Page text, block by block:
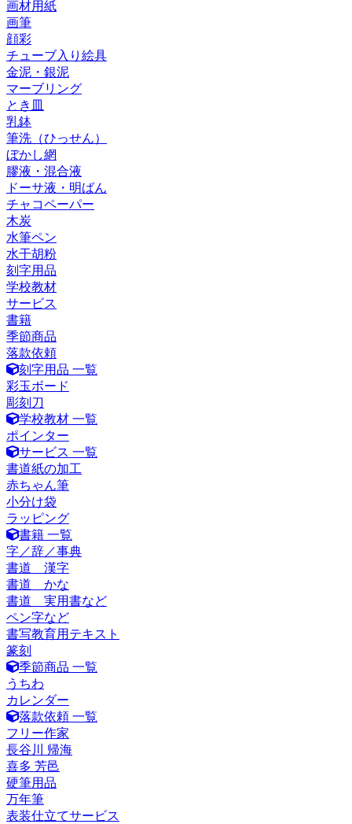
画材用紙
画筆
顔彩
チューブ入り絵具
金泥・銀泥
マーブリング
とき皿
乳鉢
筆洗（ひっせん）
ぼかし網
膠液・混合液
ドーサ液・明ばん
チャコペーパー
木炭
水筆ペン
水干胡粉
刻字用品
学校教材
サービス
書籍
季節商品
落款依頼
刻字用品 一覧
彩玉ボード
彫刻刀
学校教材 一覧
ポインター
サービス 一覧
書道紙の加工
赤ちゃん筆
小分け袋
ラッピング
書籍 一覧
字／辞／事典
書道 漢字
書道 かな
書道 実用書など
ペン字など
書写教育用テキスト
篆刻
季節商品 一覧
うちわ
カレンダー
落款依頼 一覧
フリー作家
長谷川 帰海
喜多 芳邑
硬筆用品
万年筆
表装仕立てサービス